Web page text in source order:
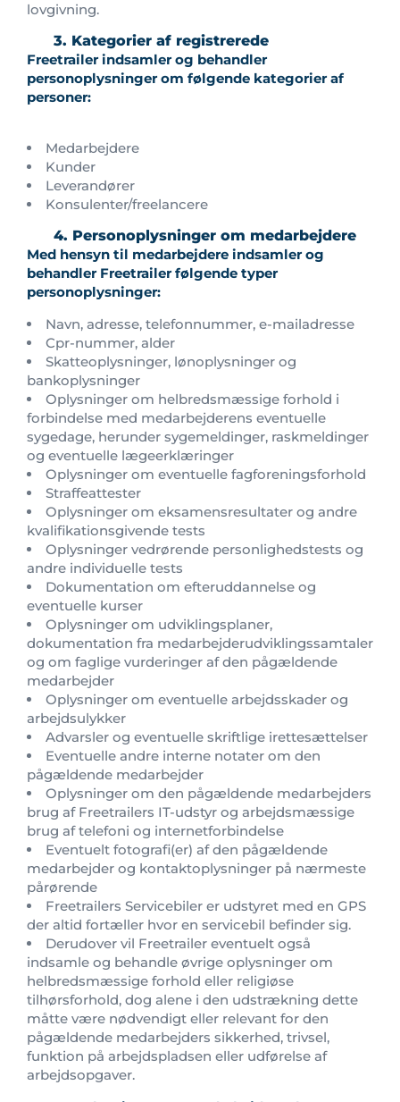
lovgivning.
3. Kategorier af registrerede
Freetrailer indsamler og behandler
personoplysninger om følgende kategorier af
personer:
Medarbejdere
Kunder
Leverandører
Konsulenter/freelancere
4. Personoplysninger om medarbejdere
Med hensyn til medarbejdere indsamler og
behandler Freetrailer følgende typer
personoplysninger:
Navn, adresse, telefonnummer, e-mailadresse
Cpr-nummer, alder
Skatteoplysninger, lønoplysninger og
bankoplysninger
Oplysninger om helbredsmæssige forhold i
forbindelse med medarbejderens eventuelle
sygedage, herunder sygemeldinger, raskmeldinger
og eventuelle lægeerklæringer
Oplysninger om eventuelle fagforeningsforhold
Straffeattester
Oplysninger om eksamensresultater og andre
kvalifikationsgivende tests
Oplysninger vedrørende personlighedstests og
andre individuelle tests
Dokumentation om efteruddannelse og
eventuelle kurser
Oplysninger om udviklingsplaner,
dokumentation fra medarbejderudviklingssamtaler
og om faglige vurderinger af den pågældende
medarbejder
Oplysninger om eventuelle arbejdsskader og
arbejdsulykker
Advarsler og eventuelle skriftlige irettesættelser
Eventuelle andre interne notater om den
pågældende medarbejder
Oplysninger om den pågældende medarbejders
brug af Freetrailers IT-udstyr og arbejdsmæssige
brug af telefoni og internetforbindelse
Eventuelt fotografi(er) af den pågældende
medarbejder og kontaktoplysninger på nærmeste
pårørende
Freetrailers Servicebiler er udstyret med en GPS
der altid fortæller hvor en servicebil befinder sig.
Derudover vil Freetrailer eventuelt også
indsamle og behandle øvrige oplysninger om
helbredsmæssige forhold eller religiøse
tilhørsforhold, dog alene i den udstrækning dette
måtte være nødvendigt eller relevant for den
pågældende medarbejders sikkerhed, trivsel,
funktion på arbejdspladsen eller udførelse af
arbejdsopgaver.